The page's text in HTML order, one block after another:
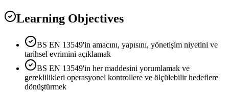
Learning Objectives
BS EN 13549'in amacını, yapısını, yönetişim niyetini ve
tarihsel evrimini açıklamak
BS EN 13549'in her maddesini yorumlamak ve
gereklilikleri operasyonel kontrollere ve ölçülebilir hedeflere
dönüştürmek